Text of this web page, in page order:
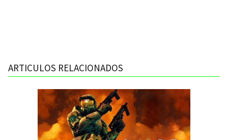
ARTICULOS RELACIONADOS